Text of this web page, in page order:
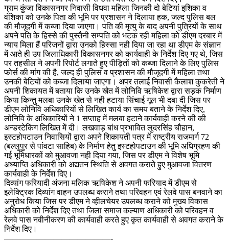
ग्राम कुंजा विकासनगर निवासी विधवा महिला जिनकी दो बेटियां इशिका व
वंशिका को उनके पिता की भूमि पर प्रशासन ने दिलाया हक, जल्द पुलिस बल
की मौजूदगी में कब्जा दिया जाएगा। पति की मृत्यु के बाद अपनी पुत्रियों के साथ
अपने पति के हिस्से की पुस्तैनी सम्पति को भटक रही महिला को डीएम दरबार में
न्याय मिला हैं परिजनों द्वारा उनको हिस्सा नही दिया जा रहा था डीएम के संज्ञान
में आते ही उप जिलाधिकारी विकासनगर को कार्यवाही के निर्देश दिए गए थे, जिस
पर तहसील ने अपनी रिपोर्ट लगाते हुए पीड़ितों को कब्जा दिलाने के लिए पुलिस
फोर्स की मांग की है, जल्द ही पुलिस व प्रशासन की मौजूदगी में महिला तथा
उनकी बेटियों को कब्जा दिलाया जाएगा। अपर तलाई निवासी कैलाश कुकरेती ने
अपनी शिकायत में बताया कि उनके खेत में लोनिवि ऋषिकेश द्वारा सड़क निर्माण
किया किन्तु मलबा उनके खेत से नही हटाया सिंचाई गूल भी दबा दी जिस पर
डीएम लोनिवि अधिकारियों से लिखित कार्य का समय बताने के निर्देश दिए,
लोनिवि के अधिकारियों ने 1 सप्ताह में मलबा हटाने कार्यवाही करने की की
अन्डरटेकिंग लिखित में दी। लखवाड़ बांध प्रभावित लुदरसिंह चौहान,
इस्टहोपटाउन निवासियों द्वारा अपने शिकायती पत्र में राष्ट्रीय राजमार्ग 72
(बल्लुपुर से पांवटा साहिब) के निर्माण हेतु इस्टहोपटाउन की भूमि अधिग्रहण की
गई भूमिधारकों को मुआवजा नही दिया गया, जिस पर डीएम ने विशेष भूमि
अध्याप्ति अधिकारी को अद्यतन स्थिति से अवगत कराते हुए मुआवजा वितरण
कार्यवाही के निर्देश दिए।
दिव्यांग फरियादी अंजना मलिक ऋषिकेश ने अपनी फरियाद में डीएम से
इलेक्ट्रिक दिव्यांग वाहन उपलब्ध कराने तथा परिवहन एवं रेलवे पास बनवाने का
अनुरोध किया जिस पर डीएम ने व्हीलचेयर उपलब्ध कराने को मुख्य विकास
अधिकारी को निर्देश दिए तथा जिला समाज कल्याण अधिकारी को परिवहन व
रेलवे पास नवीनीकरण की कार्यवाही करते हुए कृत कार्यवाही से अवगत कराने के
निर्देश दिए।
—————————————-